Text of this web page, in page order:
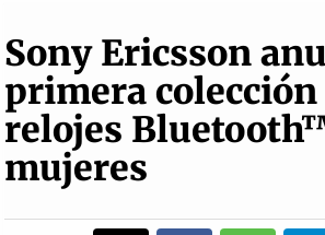
Sony Ericsson
primera colección
relojes
mujeres